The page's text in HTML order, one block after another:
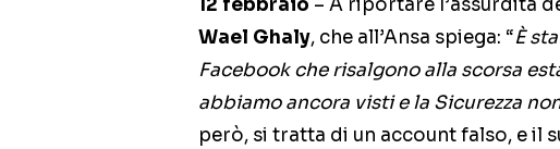
12 febbraio – A riportare l’assurdità
Wael Ghaly, che all’Ansa spiega: “È
Facebook che risalgono alla scorsa
abbiamo ancora visti e la Sicurezza
però, si tratta di un account falso, e il